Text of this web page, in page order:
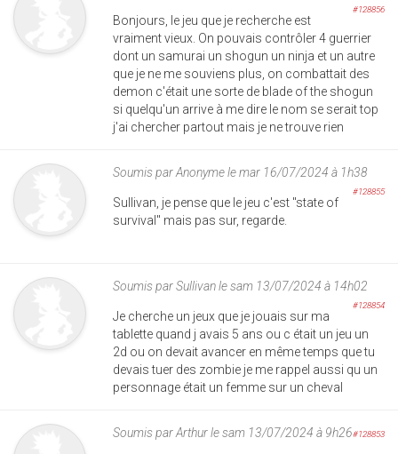
#128856
Bonjours, le jeu que je recherche est
vraiment vieux. On pouvais contrôler 4 guerrier
dont un samurai un shogun un ninja et un autre
que je ne me souviens plus, on combattait des
demon c'était une sorte de blade of the shogun
si quelqu'un arrive à me dire le nom se serait top
j'ai chercher partout mais je ne trouve rien
Soumis parAnonymele mar 16/07/2024 à 1h38
#128855
Sullivan, je pense que le jeu c'est "state of
survival" mais pas sur, regarde.
Soumis parSullivanle sam 13/07/2024 à 14h02
#128854
Je cherche un jeux que je jouais sur ma
tablette quand j avais 5 ans ou c était un jeu un
2d ou on devait avancer en même temps que tu
devais tuer des zombie je me rappel aussi qu un
personnage était un femme sur un cheval
Soumis parArthurle sam 13/07/2024 à 9h26#128853